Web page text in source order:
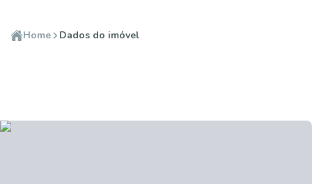
Home Dados do imóvel